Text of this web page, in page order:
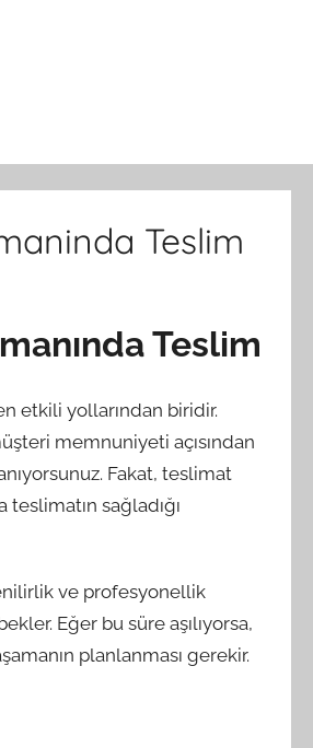
Teslim
Teslim
etkili yollarından biridir.
memnuniyeti açısından
Fakat, teslimat
teslimatın sağladığı
ve profesyonellik
Eğer bu süre aşılıyorsa,
planlanması gerekir.